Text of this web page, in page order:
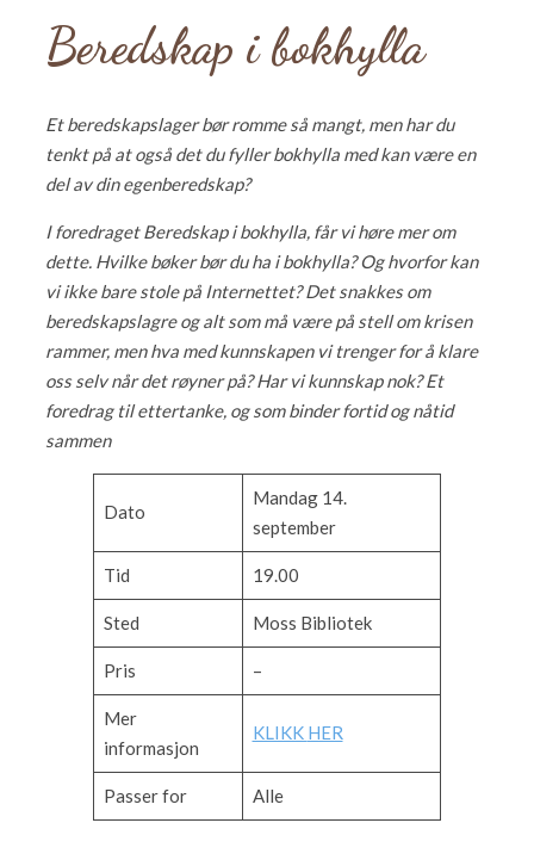
Beredskap i bokhylla
Et beredskapslager bør romme så mangt, men har du
tenkt på at også det du fyller bokhylla med kan være en
del av din egenberedskap?
I foredraget Beredskap i bokhylla, får vi høre mer om
dette. Hvilke bøker bør du ha i bokhylla? Og hvorfor kan
vi ikke bare stole på Internettet? Det snakkes om
beredskapslagre og alt som må være på stell om krisen
rammer, men hva med kunnskapen vi trenger for å klare
oss selv når det røyner på? Har vi kunnskap nok? Et
foredrag til ettertanke, og som binder fortid og nåtid
sammen
Dato
Mandag 14.
september
Tid 19.00
Sted Moss Bibliotek
Pris –
Mer
informasjon
KLIKK HER
Passer for Alle